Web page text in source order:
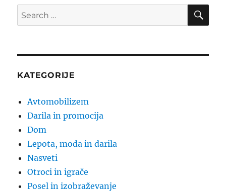
Search
for:
KATEGORIJE
Avtomobilizem
Darila in promocija
Dom
Lepota, moda in darila
Nasveti
Otroci in igrače
Posel in izobraževanje